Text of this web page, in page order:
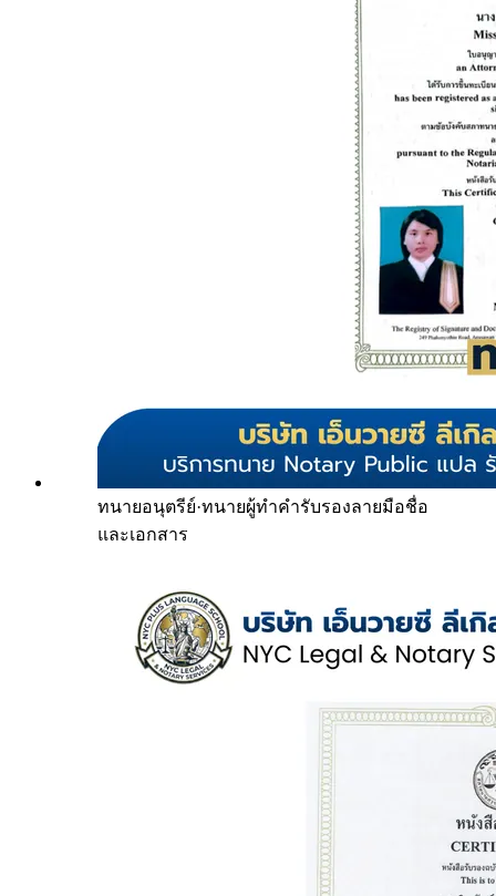
ทนายอนุตรีย์·ทนายผู้ทำคำรับรองลายมือชื่อ
และเอกสาร